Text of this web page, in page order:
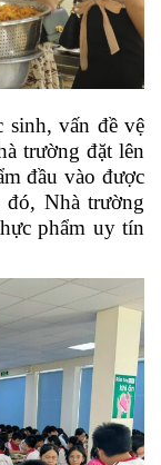
sinh, vấn đề vệ
trường đặt lên
đầu vào được
đó, Nhà trường
phẩm uy tín